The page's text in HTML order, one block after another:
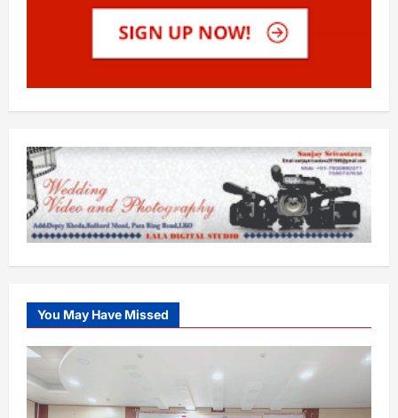
You May Have Missed